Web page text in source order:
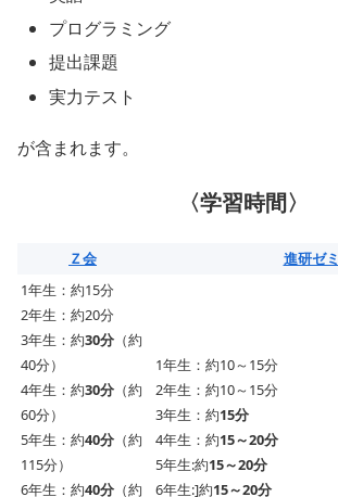
プログラミング
提出課題
実力テスト
が含まれます。
〈学習時間〉
Ｚ会
進研ゼミ
1年生：約15分
2年生：約20分
3年生：約30分 （約
40分）
4年生：約30分 （約
60分）
5年生：約40分 （約
115分）
6年生：約40分 （約
1年生：約10～15分
2年生：約10～15分
3年生：約15分
4年生：約15～20分
5年生:約15～20分
6年生:]約15～20分